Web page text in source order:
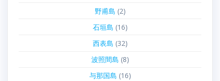
野甫島 (2)
石垣島 (16)
西表島 (32)
波照間島 (8)
与那国島 (16)